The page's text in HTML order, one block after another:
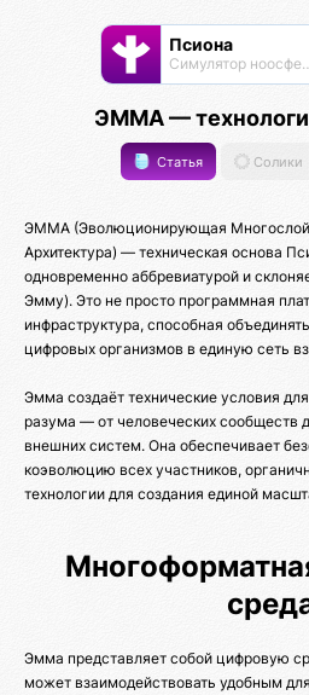
Псиона
ЭММА —
Статья Солики
ЭММА (Эволюционирующая
Архитектура) — техническая основа
одновременно аббревиатурой и
Эмму). Это не просто программная
инфраструктура, способная
цифровых организмов в единую сеть
Эмма создаёт технические условия
разума — от человеческих сообществ
внешних систем. Она обеспечивает
коэволюцию всех участников,
технологии для создания единой
Эмма представляет собой цифровую
может взаимодействовать удобным